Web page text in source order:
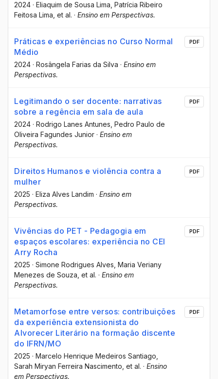
2024 · Eliaquim de Sousa Lima , Patrícia Ribeiro
Feitosa Lima , et al. · Ensino em Perspectivas.
Práticas e experiências no Curso Normal
Médio
2024 · Rosângela Farias da Silva · Ensino em
Perspectivas.
PDF
Legitimando o ser docente: narrativas
sobre a regência em sala de aula
2024 · Rodrigo Lanes Antunes , Pedro Paulo de
Oliveira Fagundes Junior · Ensino em
Perspectivas.
PDF
Direitos Humanos e violência contra a
mulher
2025 · Eliza Alves Landim · Ensino em
Perspectivas.
PDF
Vivências do PET - Pedagogia em
espaços escolares: experiência no CEI
Arry Rocha
2025 · Simone Rodrigues Alves , Maria Veriany
Menezes de Souza , et al. · Ensino em
Perspectivas.
PDF
Metamorfose entre versos: contribuições
da experiência extensionista do
Alvorecer Literário na formação discente
do IFRN/MO
2025 · Marcelo Henrique Medeiros Santiago
Sarah Miryan Ferreira Nascimento , et al. · Ensino
em Perspectivas.
PDF